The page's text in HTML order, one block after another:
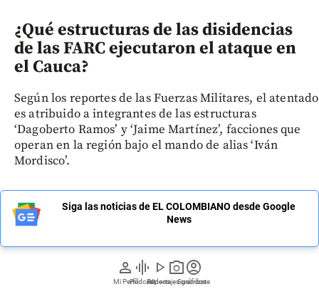
person
Mi Perfil
graphic_eq
Pódcast
play_arrow
Videos
photo_camera
Reportajes gráficos
account_circle
Suscríbete
¿Qué estructuras de las disidencias
de las FARC ejecutaron el ataque en
el Cauca?
Según los reportes de las Fuerzas Militares, el atentado
es atribuido a integrantes de las estructuras
‘Dagoberto Ramos’ y ‘Jaime Martínez’, facciones que
operan en la región bajo el mando de alias ‘Iván
Mordisco’.
Siga las noticias de EL COLOMBIANO desde Google
News